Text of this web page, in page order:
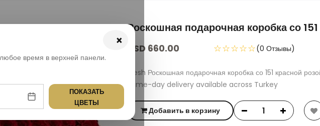
×
время в верхней панели.
ПОКАЗАТЬ
ЦВЕТЫ
Роскошная подарочная коробка со
USD 660.00 ☆☆☆☆☆(0 Отзывы)
Fresh Роскошная подарочная коробка со 151 красной
Same-day delivery available across Turkey
Добавить в корзину